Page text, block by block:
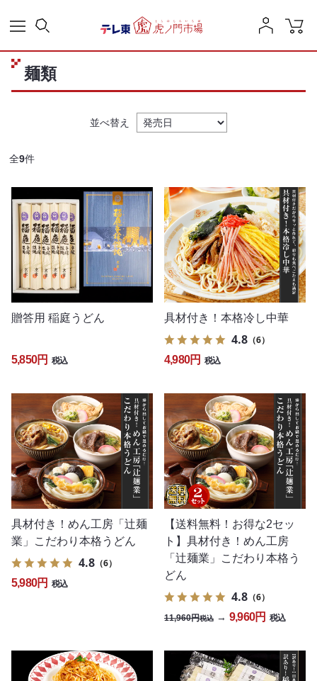
麺類
並べ替え
全9件
贈答用 稲庭うどん
5,850円 税込
具材付き！本格冷し中華
4.8 （6）
4,980円 税込
具材付き！めん工房「辻麺
業」こだわり本格うどん
4.8 （6）
5,980円 税込
【送料無料！お得な2セッ
ト】具材付き！めん工房
「辻麺業」こだわり本格う
どん
4.8 （6）
11,960円税込 → 9,960円 税込